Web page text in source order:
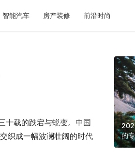
智能汽车 房产装修 前沿时尚
十载的跌宕与蜕变。中国
织成一幅波澜壮阔的时代
杯奶茶如何选？暖燕现炖滋养给出
，重新定义秋日仪式感
的